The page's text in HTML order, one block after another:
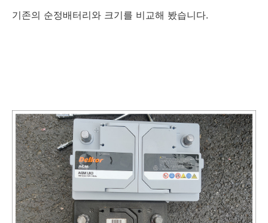
기존의 순정배터리와 크기를 비교해 봤습니다.